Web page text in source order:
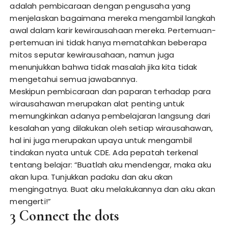
adalah pembicaraan dengan pengusaha yang
menjelaskan bagaimana mereka mengambil langkah
awal dalam karir kewirausahaan mereka. Pertemuan-
pertemuan ini tidak hanya mematahkan beberapa
mitos seputar kewirausahaan, namun juga
menunjukkan bahwa tidak masalah jika kita tidak
mengetahui semua jawabannya.
Meskipun pembicaraan dan paparan terhadap para
wirausahawan merupakan alat penting untuk
memungkinkan adanya pembelajaran langsung dari
kesalahan yang dilakukan oleh setiap wirausahawan,
hal ini juga merupakan upaya untuk mengambil
tindakan nyata untuk CDE. Ada pepatah terkenal
tentang belajar: “Buatlah aku mendengar, maka aku
akan lupa. Tunjukkan padaku dan aku akan
mengingatnya. Buat aku melakukannya dan aku akan
mengerti!”
3 Connect the dots